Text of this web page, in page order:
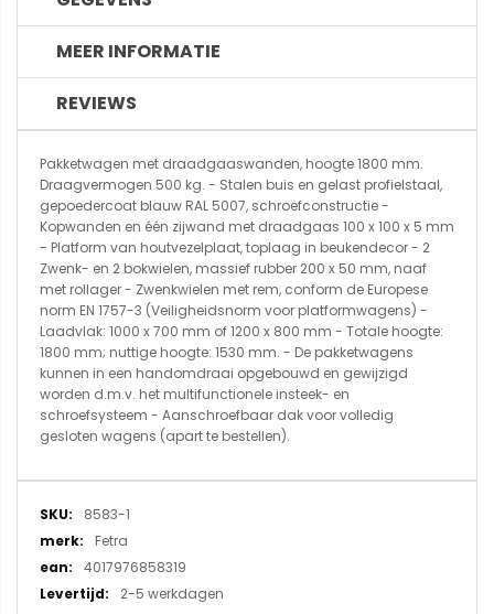
MEER INFORMATIE
REVIEWS
Pakketwagen met draadgaaswanden, hoogte 1800 mm.
Draagvermogen 500 kg. - Stalen buis en gelast profielstaal,
gepoedercoat blauw RAL 5007, schroefconstructie -
Kopwanden en één zijwand met draadgaas 100 x 100 x 5 mm
- Platform van houtvezelplaat, toplaag in beukendecor - 2
Zwenk- en 2 bokwielen, massief rubber 200 x 50 mm, naaf
met rollager - Zwenkwielen met rem, conform de Europese
norm EN 1757-3 (Veiligheidsnorm voor platformwagens) -
Laadvlak: 1000 x 700 mm of 1200 x 800 mm - Totale hoogte:
1800 mm; nuttige hoogte: 1530 mm. - De pakketwagens
kunnen in een handomdraai opgebouwd en gewijzigd
worden d.m.v. het multifunctionele insteek- en
schroefsysteem - Aanschroefbaar dak voor volledig
gesloten wagens (apart te bestellen).
Meer
informatie
8583-1
Fetra
4017976858319
2-5 werkdagen